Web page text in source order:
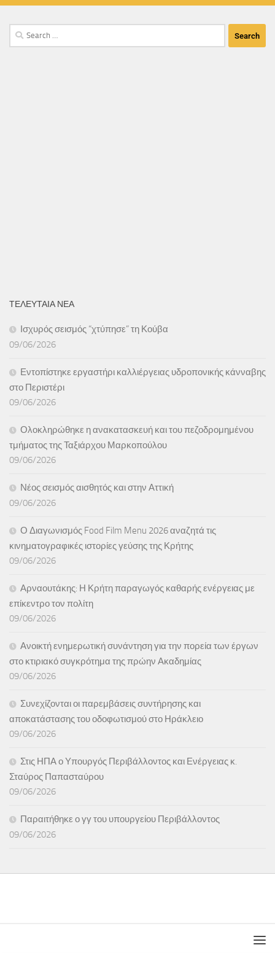
ΤΕΛΕΥΤΑΙΑ ΝΕΑ
Ισχυρός σεισμός “χτύπησε” τη Κούβα
09/06/2026
Εντοπίστηκε εργαστήρι καλλιέργειας υδροπονικής κάνναβης
στο Περιστέρι
09/06/2026
Ολοκληρώθηκε η ανακατασκευή και του πεζοδρομημένου
τμήματος της Ταξιάρχου Μαρκοπούλου
09/06/2026
Νέος σεισμός αισθητός και στην Αττική
09/06/2026
Ο Διαγωνισμός Food Film Menu 2026 αναζητά τις
κινηματογραφικές ιστορίες γεύσης της Κρήτης
09/06/2026
Αρναουτάκης: Η Κρήτη παραγωγός καθαρής ενέργειας με
επίκεντρο τον πολίτη
09/06/2026
Ανοικτή ενημερωτική συνάντηση για την πορεία των έργων
στο κτιριακό συγκρότημα της πρώην Ακαδημίας
09/06/2026
Συνεχίζονται οι παρεμβάσεις συντήρησης και
αποκατάστασης του οδοφωτισμού στο Ηράκλειο
09/06/2026
Στις ΗΠΑ ο Υπουργός Περιβάλλοντος και Ενέργειας κ.
Σταύρος Παπασταύρου
09/06/2026
Παραιτήθηκε ο γγ του υπουργείου Περιβάλλοντος
09/06/2026